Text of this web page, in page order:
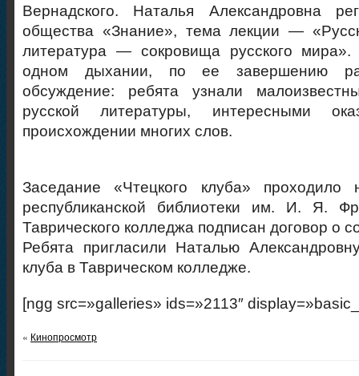
Вернадского. Наталья Александровна
общества «Знание», тема лекции —
литература — сокровища русского
одном дыхании, по ее завершению
обсуждение: ребята узнали
русской литературы, интересными
происхождении многих слов.
Заседание «Чтецкого клуба»
республиканской библиотеки им. И. Я.
Таврического колледжа подписан договор о
Ребята пригласили Наталью
клуба в Таврическом колледже.
[ngg src=»galleries» ids=»2113″
« Кинопросмотр